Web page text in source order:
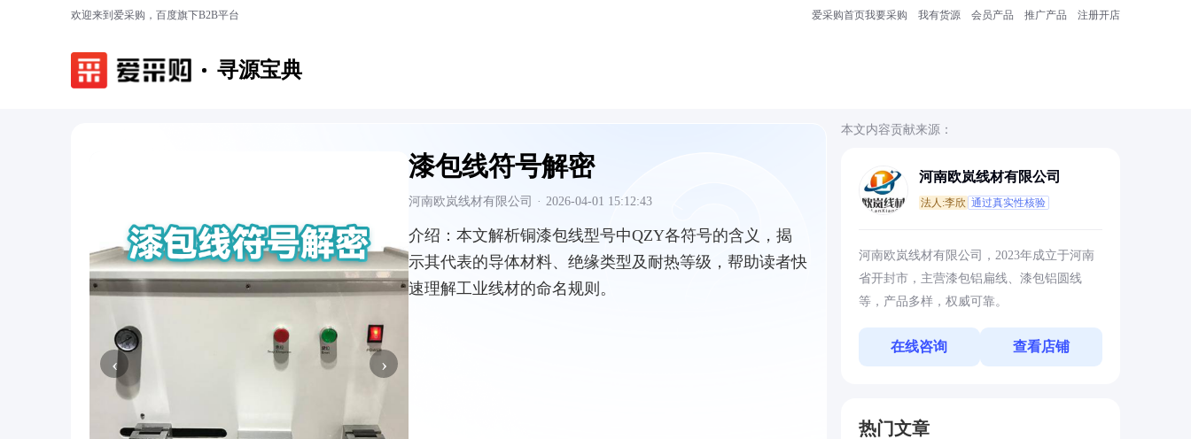
欢迎来到爱采购，百度旗下B2B平台 爱采购首页我要采购 我有货源 会员产品 推广产品 注册开店
寻源宝典
‹ ›
漆包线符号解密
河南欧岚线材有限公司 · 2026-04-01 15:12:43
介绍： 本文解析铜漆包线型号中QZY各符号的含义，揭
示其代表的导体材料、绝缘类型及耐热等级，帮助读者快
速理解工业线材的命名规则。
本文内容贡献来源：
河南欧岚线材有限公司
法人:李欣 通过真实性核验
河南欧岚线材有限公司，2023年成立于河南
省开封市，主营漆包铝扁线、漆包铝圆线
等，产品多样，权威可靠。
在线咨询 查看店铺
热门文章